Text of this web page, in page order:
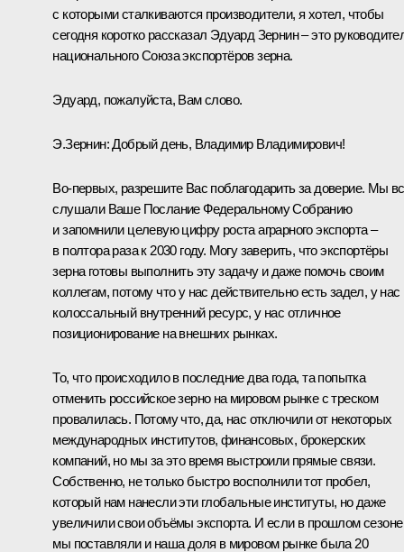
с которыми сталкиваются производители, я хотел, чтобы
сегодня коротко рассказал Эдуард Зернин – это
национального Союза экспортёров зерна.
Эдуард, пожалуйста, Вам слово.
Э.Зернин:Добрый день, Владимир Владимирович!
Во-первых, разрешите Вас поблагодарить за доверие. Мы
слушали Ваше ПосланиеФедеральному Собранию
и запомнили целевую цифру роста аграрного экспорта –
в полтора раза к 2030 году. Могу заверить, что экспортёры
зерна готовы выполнить эту задачу и даже помочь своим
коллегам, потому что у нас действительно есть задел, у нас
колоссальный внутренний ресурс, у нас отличное
позиционирование на внешних рынках.
То, что происходило в последние два года, та попытка
отменить российское зерно на мировом рынке с треском
провалилась. Потому что, да, нас отключили от некоторых
международных институтов, финансовых, брокерских
компаний, но мы за это время выстроили прямые связи.
Собственно, не только быстро восполнили тот пробел,
который нам нанесли эти глобальные институты, но даже
увеличили свои объёмы экспорта. И если в прошлом сезоне
мы поставляли и наша доля в мировом рынке была 20